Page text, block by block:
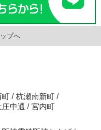
プへ
町 / 杭瀬南新町 /
庄中通 / 宮内町